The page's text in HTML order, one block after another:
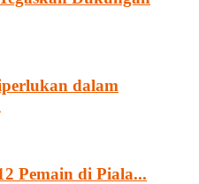
dalam
Pemain di Piala...